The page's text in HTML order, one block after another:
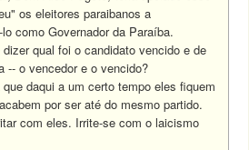
os eleitores paraibanos a
como Governador da Paraíba.
qual foi o candidato vencido e de
-- o vencedor e o vencido?
daqui a um certo tempo eles fiquem
por ser até do mesmo partido.
com eles. Irrite-se com o laicismo